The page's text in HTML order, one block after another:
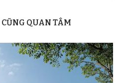
CŨNG QUAN TÂM